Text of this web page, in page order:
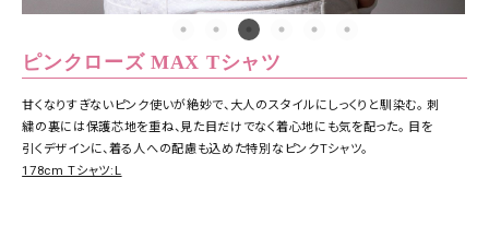
ピンクローズ MAX Tシャツ
甘くなりすぎないピンク使いが絶妙で、大人のスタイルにしっくりと馴染む。 刺
繍の裏には保護芯地を重ね、見た目だけでなく着心地にも気を配った。 目を
引くデザインに、着る人への配慮も込めた特別なピンクTシャツ。
178cm Tシャツ:L